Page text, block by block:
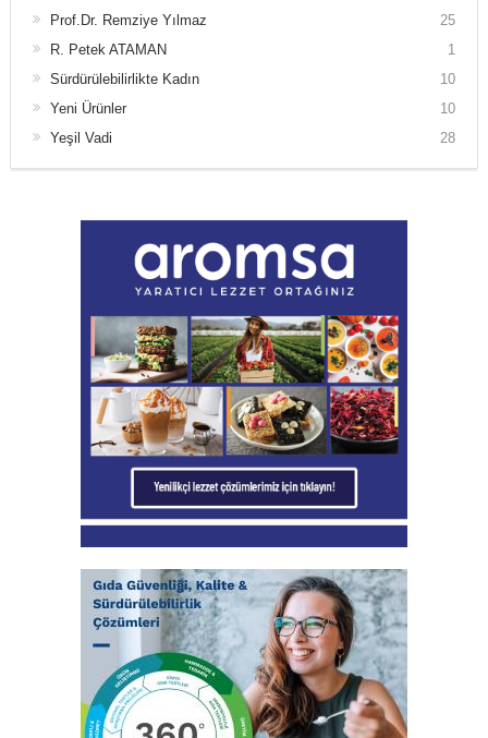
Prof.Dr. Remziye Yılmaz
25
R. Petek ATAMAN
1
Sürdürülebilirlikte Kadın
10
Yeni Ürünler
10
Yeşil Vadi
28